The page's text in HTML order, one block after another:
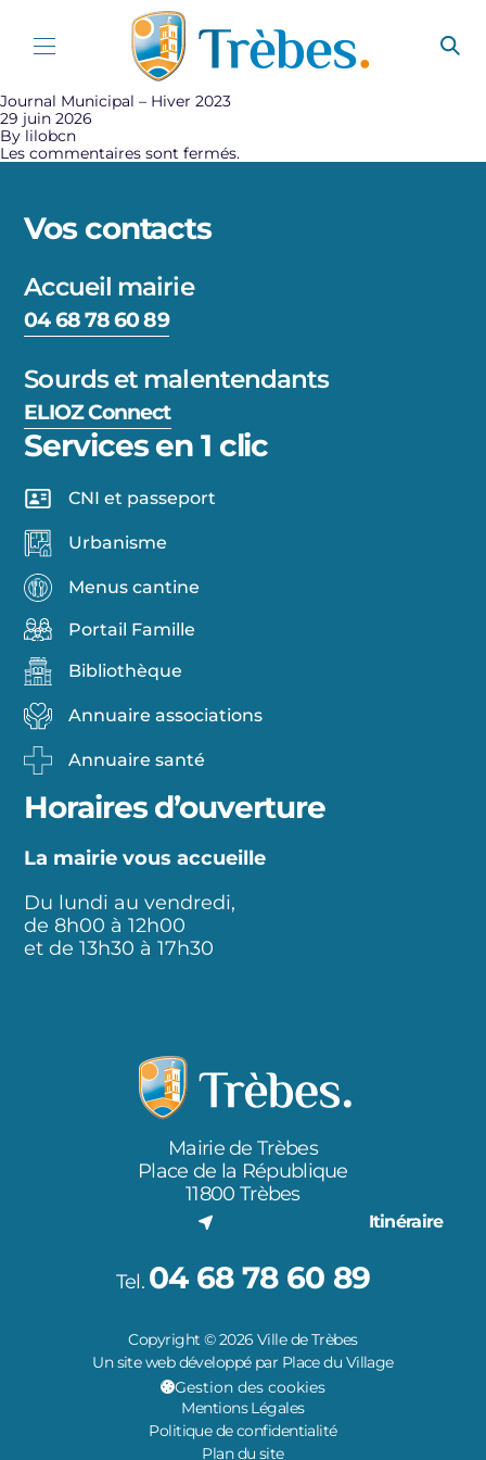
Journal Municipal – Hiver 2023
29 juin 2026
By lilobcn
Les commentaires sont fermés.
Vos contacts
Accueil mairie
04 68 78 60 89
Sourds et malentendants
ELIOZ Connect
Services en 1 clic
CNI et passeport
Urbanisme
Menus cantine
Portail Famille
Bibliothèque
Annuaire associations
Annuaire santé
Horaires d’ouverture
La mairie vous accueille
Du lundi au vendredi,
de 8h00 à 12h00
et de 13h30 à 17h30
Mairie de Trèbes
Place de la République
11800 Trèbes
Itinéraire
Tel. 04 68 78 60 89
Copyright © 2026 Ville de Trèbes
Un site web développé par Place du Village
Gestion des cookies
Mentions Légales
Politique de confidentialité
Plan du site